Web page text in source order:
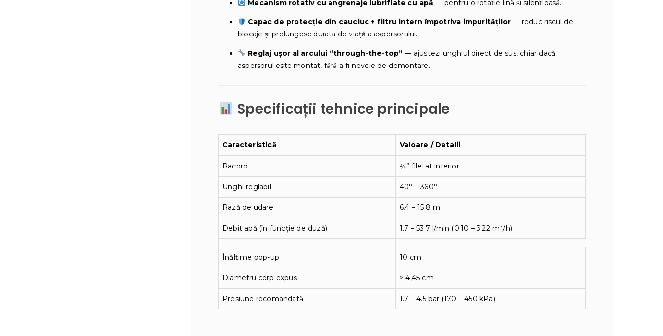
Mecanism rotativ cu angrenaje lubrifiate cu apă — pentru o rotație lină și silențioasă.
Capac de protecție din cauciuc + filtru intern împotriva impurităților — reduc riscul de
blocaje și prelungesc durata de viață a aspersorului.
Reglaj ușor al arcului “through-the-top” — ajustezi unghiul direct de sus, chiar dacă
aspersorul este montat, fără a fi nevoie de demontare.
Specificații tehnice principale
Caracteristică Valoare / Detalii
Racord ¾” filetat interior
Unghi reglabil 40° – 360°
Rază de udare 6.4 – 15.8 m
Debit apă (în funcție de duză) 1.7 – 53.7 l/min (0.10 – 3.22 m³/h)
Înălțime pop-up 10 cm
Diametru corp expus ≈ 4,45 cm
Presiune recomandată 1.7 – 4.5 bar (170 – 450 kPa)